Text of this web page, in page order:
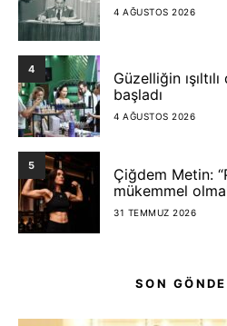
4 AĞUSTOS 2026
4
Güzelliğin
başladı
4 AĞUSTOS 2026
5
Çiğdem Metin:
mükemmel
31 TEMMUZ 2026
SON